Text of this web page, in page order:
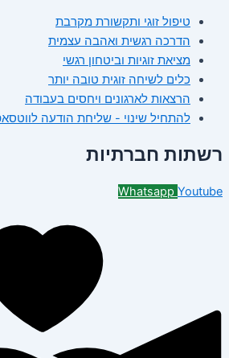
טיפול זוגי ותקשורת מקרבת
הדרכה רגשית ואהבה עצמית
מציאת זוגיות וביטחון רגשי
כלים לשיחה זוגית טובה יותר
הרצאות לארגונים ויחסים בעבודה
להתחיל שינוי - שליחת הודעה לווטסאפ
רשתות חברתיות
Whatsapp Youtube